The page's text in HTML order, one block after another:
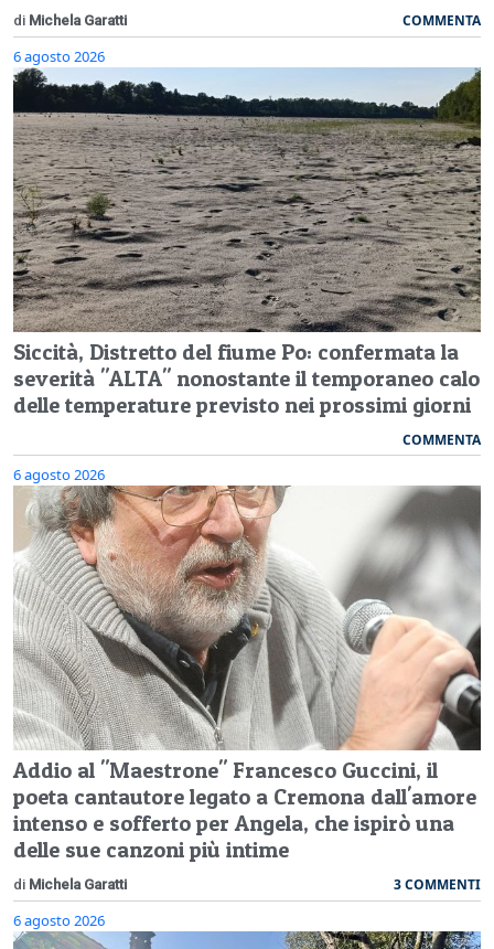
di Michela Garatti COMMENTA
6 agosto 2026
Siccità, Distretto del fiume Po: confermata la
severità "ALTA" nonostante il temporaneo calo
delle temperature previsto nei prossimi giorni
COMMENTA
6 agosto 2026
Addio al "Maestrone" Francesco Guccini, il
poeta cantautore legato a Cremona dall'amore
intenso e sofferto per Angela, che ispirò una
delle sue canzoni più intime
di Michela Garatti 3 COMMENTI
6 agosto 2026